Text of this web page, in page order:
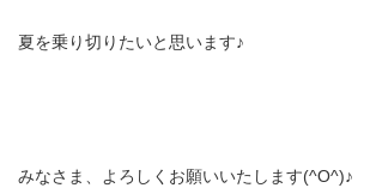
夏を乗り切りたいと思います♪
みなさま、よろしくお願いいたします(^O^)♪